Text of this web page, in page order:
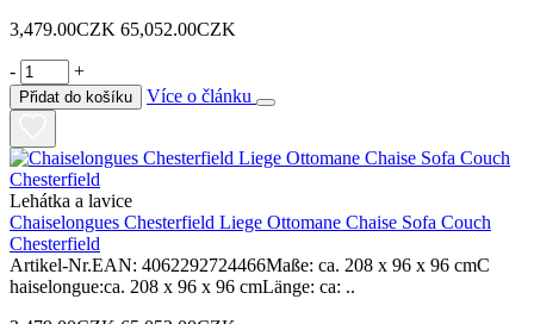
3,479.00CZK 65,052.00CZK
- +
Přidat do košíku Více o článku
Lehátka a lavice
Chaiselongues Chesterfield Liege Ottomane Chaise Sofa Couch
Chesterfield
Artikel-Nr.EAN: 4062292724466Maße: ca. 208 x 96 x 96 cmC
haiselongue:ca. 208 x 96 x 96 cmLänge: ca: ..